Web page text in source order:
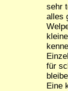
sehr
alles
für
Eine